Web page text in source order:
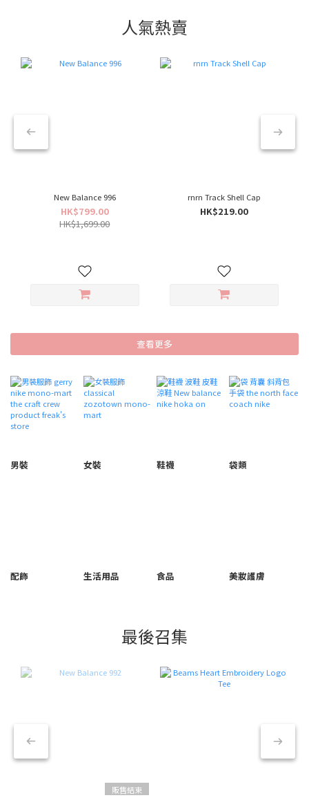
人氣熱賣
New Balance 996
HK$799.00
HK$1,699.00
rnrn Track Shell Cap
HK$219.00
查看更多
男裝 女裝 鞋襪 袋類
配飾 生活用品 食品 美妝護膚
最後召集
販售結束